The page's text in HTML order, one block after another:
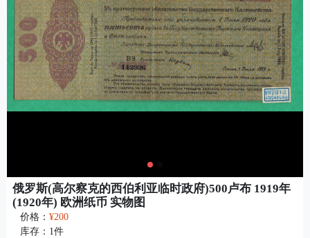
俄罗斯(高尔察克的西伯利亚临时政府)500卢布 1919年
(1920年) 欧洲纸币 实物图
价格： ¥200
库存： 1件